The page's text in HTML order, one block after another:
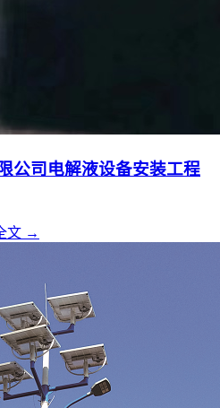
公司电解液设备安装工程
文 →